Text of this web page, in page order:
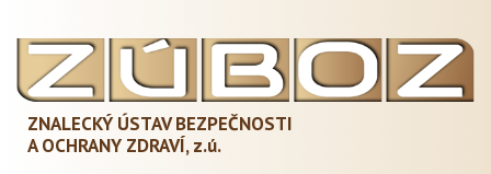
ZNALECKÝ ÚSTAV BEZPEČNOSTI
A OCHRANY ZDRAVÍ,z.ú.